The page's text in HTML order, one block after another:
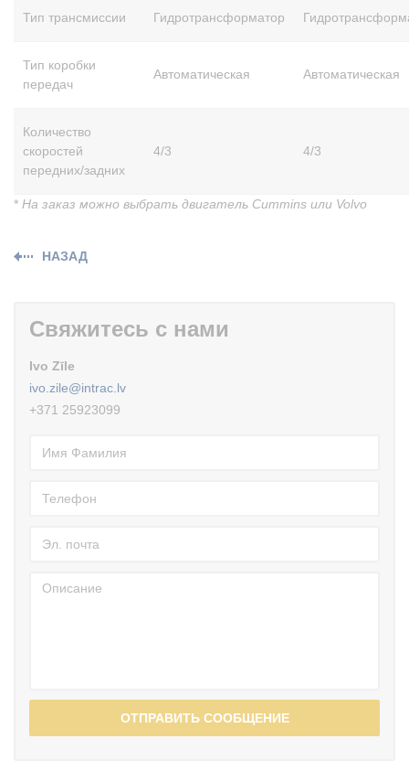
Тип трансмиссии Гидротрансформатор
Тип коробки
передач
Автоматическая Автоматическая
Количество
скоростей
передних/задних
4/3 4/3
* На заказ можно выбрать двигатель Cummins или Volvo
НАЗАД
Свяжитесь с нами
Ivo Zīle
ivo.zile@intrac.lv
+371 25923099
ОТПРАВИТЬ СООБЩЕНИЕ